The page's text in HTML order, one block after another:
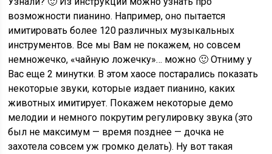
возможности пианино. Например, оно пытается
имитировать более 120 различных музыкальных
инструментов. Все мы Вам не покажем, но совсем
немножечко, «чайную ложечку»… можно 🙂 Отниму у
Вас еще 2 минутки. В этом хаосе постарались показать
некоторые звуки, которые издает пианино, каких
животных имитирует. Покажем некоторые демо
мелодии и немного покрутим регулировку звука (это
был не максимум — время позднее — дочка не
захотела совсем уж громко делать). Ну вот такая